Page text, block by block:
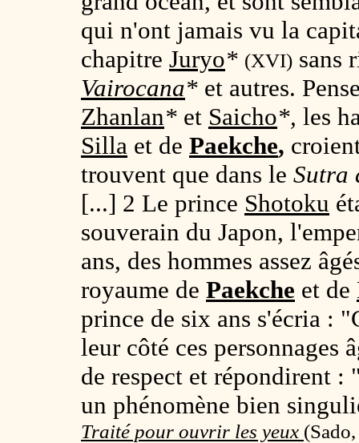
qui n'ont jamais vu la
chapitre Juryo* (XVI) sans
Vairocana* et autres.
Zhanlan* et Saicho*, les
Silla et de Paekche,
trouvent que dans le Sutra
[...] 2 Le prince Shotoku
souverain du Japon,
ans, des hommes assez
royaume de Paekche et de
prince de six ans s'écria :
leur côté ces personnages
de respect et répondirent
un phénomène bien
Traité pour ouvrir les yeux (